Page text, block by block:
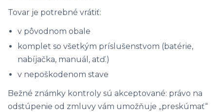
Tovar je potrebné vrátiť:
v pôvodnom obale
komplet so všetkým príslušenstvom (batérie,
nabíjačka, manuál, atď.)
v nepoškodenom stave
Bežné známky kontroly sú akceptované: právo na
odstúpenie od zmluvy vám umožňuje „preskúmať“